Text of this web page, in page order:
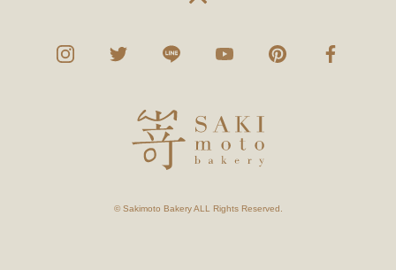
© Sakimoto Bakery ALL Rights Reserved.